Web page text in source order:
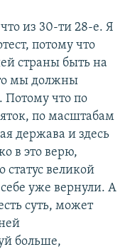
из 30-ти 28-е. Я
потому что
страны быть на
мы должны
Потому что по
по масштабам
держава и здесь
в это верю,
статус великой
уже вернули. А
суть, может
больше,